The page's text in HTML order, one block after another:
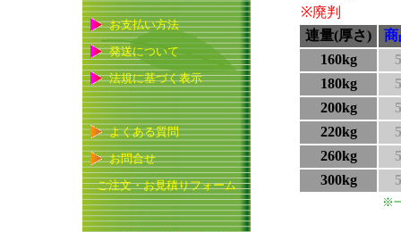
お支払い方法
発送について
法規に基づく表示
よくある質問
お問合せ
ご注文・お見積りフォーム
※廃判
連量(厚さ)
商
160kg
180kg
200kg
220kg
260kg
300kg
※